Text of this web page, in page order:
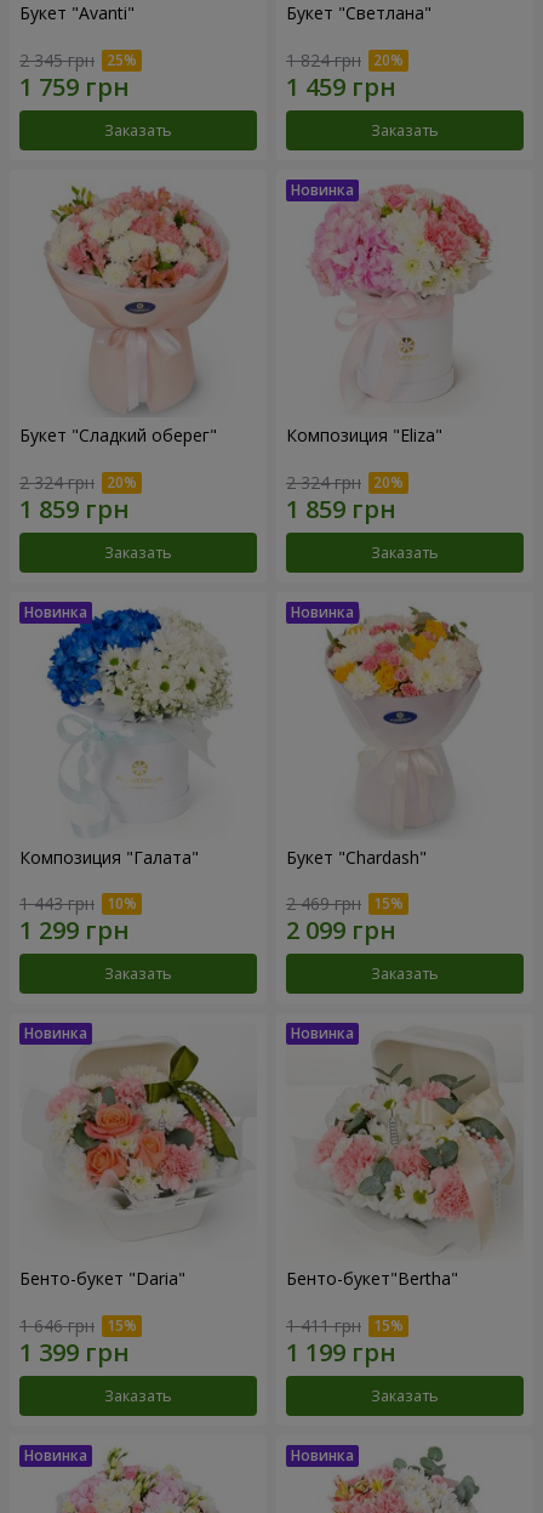
Букет "Avanti"
2 345 грн
Заказать
Букет "Светлана"
1 824 грн
Заказать
Букет "Сладкий оберег"
2 324 грн
Заказать
Композиция "Eliza"
2 324 грн
Заказать
Композиция "Галата"
1 443 грн
Заказать
Букет "Chardash"
2 469 грн
Заказать
Бенто-букет "Daria"
1 646 грн
Заказать
Бенто-букет"Bertha"
1 411 грн
Заказать